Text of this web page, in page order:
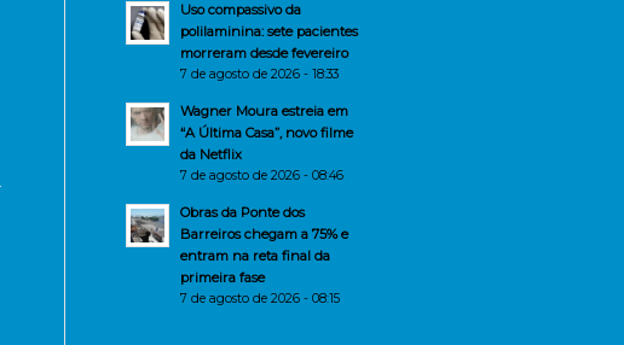
Uso compassivo da
polilaminina: sete pacientes
morreram desde fevereiro
7 de agosto de 2026 - 18:33
Wagner Moura estreia em
“A Última Casa”, novo filme
da Netflix
7 de agosto de 2026 - 08:46
Obras da Ponte dos
Barreiros chegam a 75% e
entram na reta final da
primeira fase
7 de agosto de 2026 - 08:15